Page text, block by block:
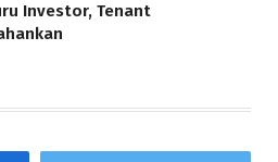
Investor, Tenant